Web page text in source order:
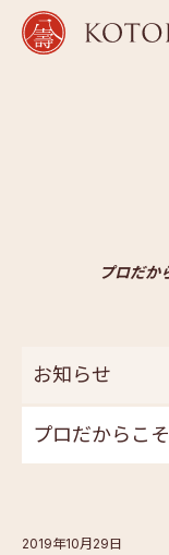
プロだか
お知らせ
プロだからこ
2019年10月29日